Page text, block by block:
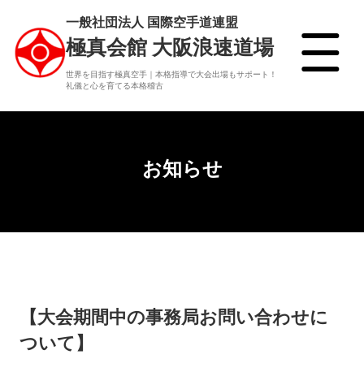
一般社団法人 国際空手道連盟
極真会館 大阪浪速道場
世界を目指す極真空手｜本格指導で大会出場もサポート！
礼儀と心を育てる本格稽古
お知らせ
【大会期間中の事務局お問い合わせに
ついて】